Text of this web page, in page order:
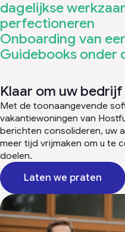
dagelijkse
perfectioneren
Onboarding van
Guidebooks onder
Klaar om uw
Met de toonaangevende
vakantiewoningen van
berichten consolideren, uw
meer tijd vrijmaken om u te
doelen.
Laten we praten